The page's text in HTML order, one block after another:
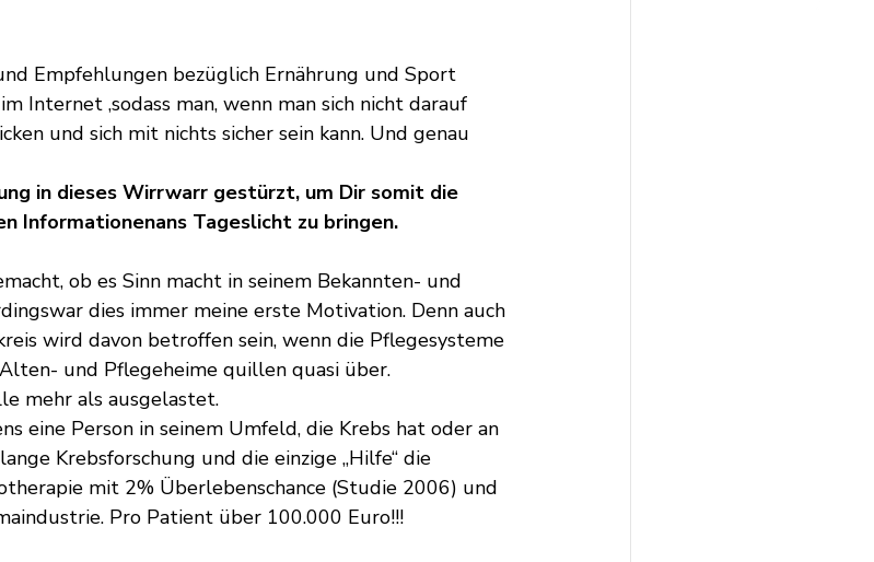
Empfehlungen bezüglich Ernährung und Sport
Internet ,sodass man, wenn man sich nicht darauf
und sich mit nichts sicher sein kann. Und genau
in dieses Wirrwarr gestürzt, um Dir somit die
Informationenans Tageslicht zu bringen.
ob es Sinn macht in seinem Bekannten- und
dies immer meine erste Motivation. Denn auch
wird davon betroffen sein, wenn die Pflegesysteme
und Pflegeheime quillen quasi über.
mehr als ausgelastet.
eine Person in seinem Umfeld, die Krebs hat oder an
Krebsforschung und die einzige „Hilfe“ die
mit 2% Überlebenschance (Studie 2006) und
Pro Patient über 100.000 Euro!!!